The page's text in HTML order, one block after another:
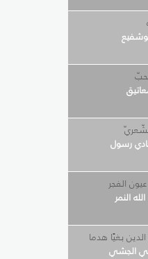
رسول
الفجر
النمر
بغيًا هدما
الجشي